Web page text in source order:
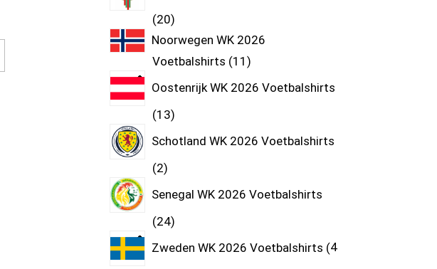
20
Noorwegen WK 2026
Voetbalshirts 11
Oostenrijk WK 2026 Voetbalshirts
13
Schotland WK 2026 Voetbalshirts
2
Senegal WK 2026 Voetbalshirts
24
Zweden WK 2026 Voetbalshirts 4